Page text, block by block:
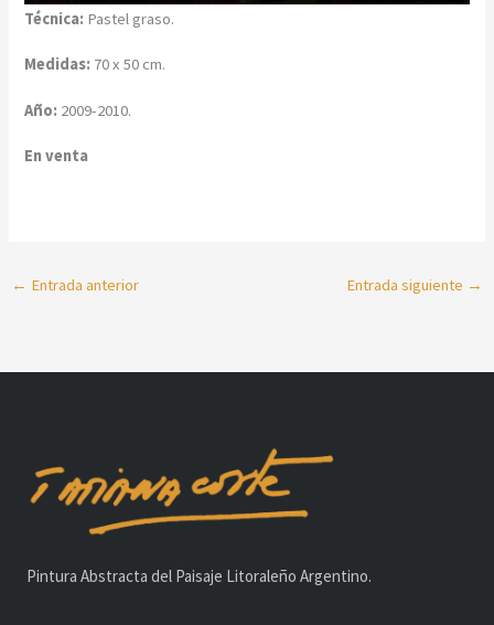
Técnica: Pastel graso.
Medidas: 70 x 50 cm.
Año: 2009-2010.
En venta
← Entrada anterior Entrada siguiente →
Pintura Abstracta del Paisaje Litoraleño Argentino.